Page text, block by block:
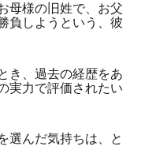
母様の旧姓で、お父
負しようという、彼
き、過去の経歴をあ
実力で評価されたい
選んだ気持ちは、と